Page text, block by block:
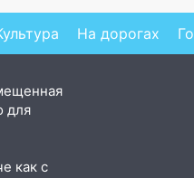
На дорогах
для
как с